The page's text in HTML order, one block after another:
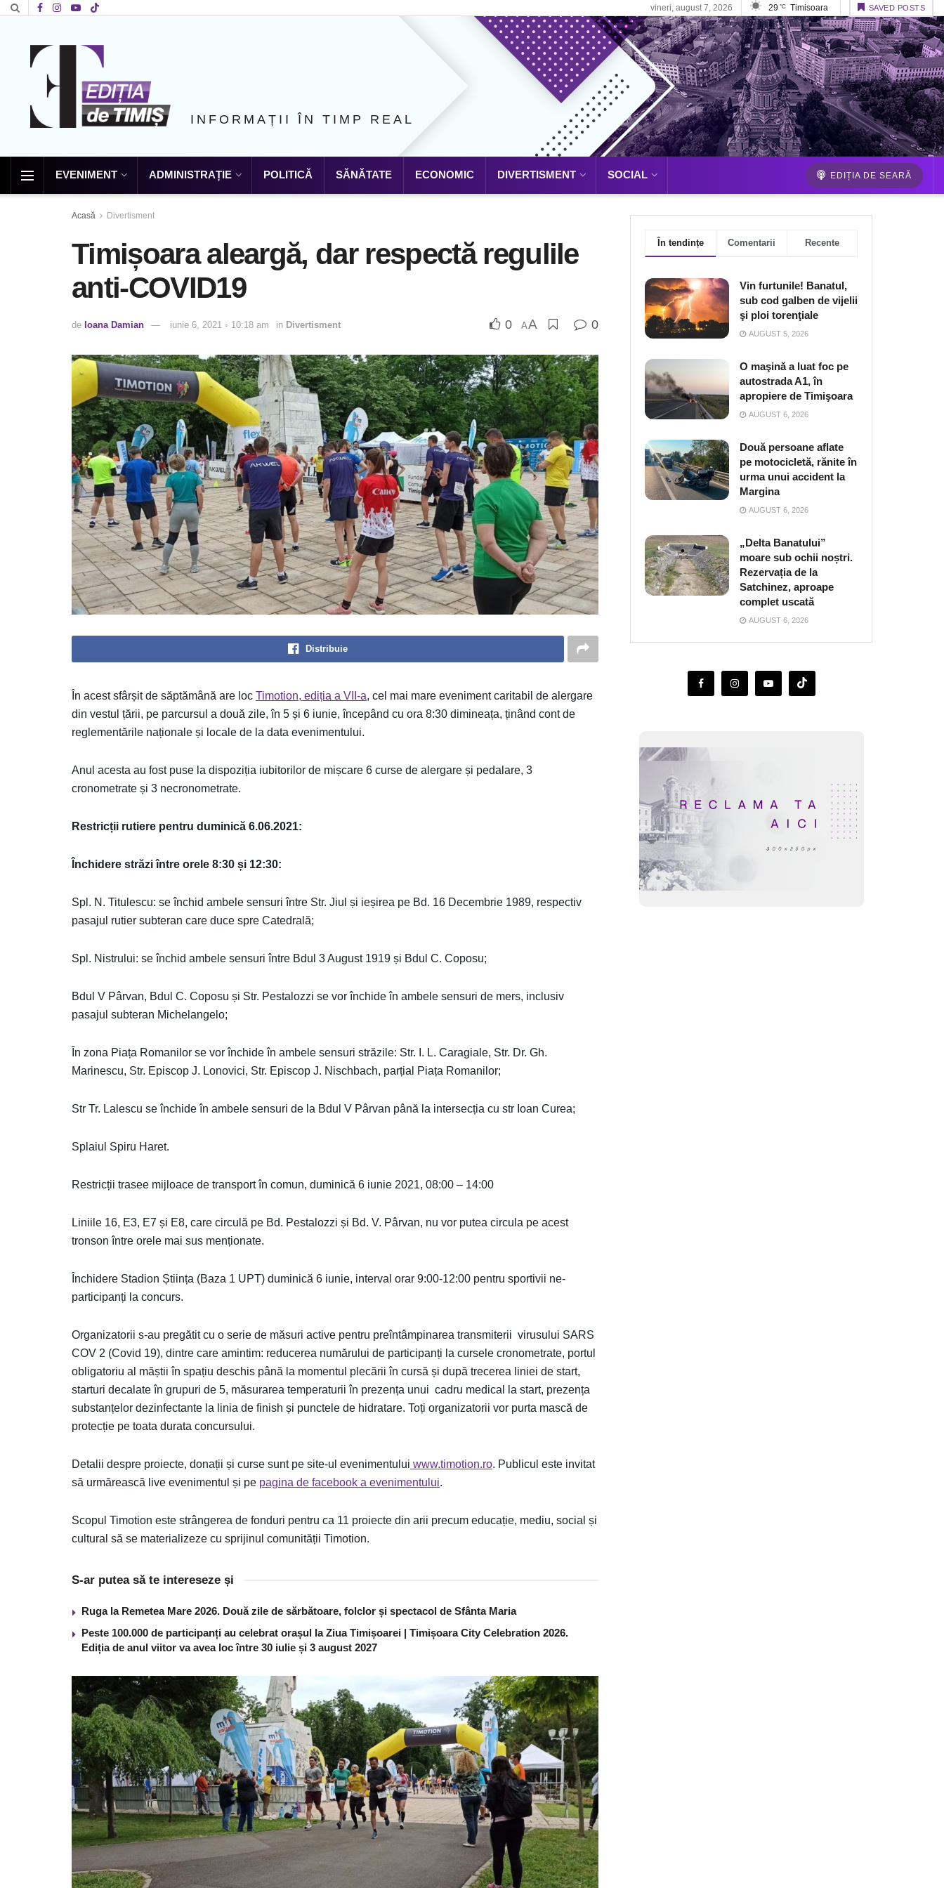
vineri, august 7, 2026 29 °C Timisoara SAVED POSTS
INFORMAȚII ÎN TIMP REAL
EVENIMENT ADMINISTRAȚIE POLITICĂ SĂNĂTATE ECONOMIC DIVERTISMENT SOCIAL EDIȚIA DE SEARĂ
Acasă Divertisment
Timișoara aleargă, dar respectă regulile
anti-COVID19
de Ioana Damian iunie 6, 2021 ◦ 10:18 am in Divertisment 0 AA 0
Distribuie
În acest sfârșit de săptămână are loc Timotion, ediția a VII-a, cel mai mare eveniment caritabil de alergare
din vestul țării, pe parcursul a două zile, în 5 și 6 iunie, începând cu ora 8:30 dimineața, ținând cont de
reglementările naționale și locale de la data evenimentului.
Anul acesta au fost puse la dispoziția iubitorilor de mișcare 6 curse de alergare și pedalare, 3
cronometrate și 3 necronometrate.
Restricții rutiere pentru duminică 6.06.2021:
Închidere străzi între orele 8:30 și 12:30:
Spl. N. Titulescu: se închid ambele sensuri între Str. Jiul și ieșirea pe Bd. 16 Decembrie 1989, respectiv
pasajul rutier subteran care duce spre Catedrală;
Spl. Nistrului: se închid ambele sensuri între Bdul 3 August 1919 și Bdul C. Coposu;
Bdul V Pârvan, Bdul C. Coposu și Str. Pestalozzi se vor închide în ambele sensuri de mers, inclusiv
pasajul subteran Michelangelo;
În zona Piața Romanilor se vor închide în ambele sensuri străzile: Str. I. L. Caragiale, Str. Dr. Gh.
Marinescu, Str. Episcop J. Lonovici, Str. Episcop J. Nischbach, parțial Piața Romanilor;
Str Tr. Lalescu se închide în ambele sensuri de la Bdul V Pârvan până la intersecția cu str Ioan Curea;
Splaiul Spiru Haret.
Restricții trasee mijloace de transport în comun, duminică 6 iunie 2021, 08:00 – 14:00
Liniile 16, E3, E7 și E8, care circulă pe Bd. Pestalozzi și Bd. V. Pârvan, nu vor putea circula pe acest
tronson între orele mai sus menționate.
Închidere Stadion Știința (Baza 1 UPT) duminică 6 iunie, interval orar 9:00-12:00 pentru sportivii ne-
participanți la concurs.
Organizatorii s-au pregătit cu o serie de măsuri active pentru preîntâmpinarea transmiterii virusului SARS
COV 2 (Covid 19), dintre care amintim: reducerea numărului de participanți la cursele cronometrate, portul
obligatoriu al măștii în spațiu deschis până la momentul plecării în cursă și după trecerea liniei de start,
starturi decalate în grupuri de 5, măsurarea temperaturii în prezența unui cadru medical la start, prezența
substanțelor dezinfectante la linia de finish și punctele de hidratare. Toți organizatorii vor purta mască de
protecție pe toata durata concursului.
Detalii despre proiecte, donații și curse sunt pe site-ul evenimentului www.timotion.ro. Publicul este invitat
să urmărească live evenimentul și pe pagina de facebook a evenimentului.
Scopul Timotion este strângerea de fonduri pentru ca 11 proiecte din arii precum educație, mediu, social și
cultural să se materializeze cu sprijinul comunității Timotion.
S-ar putea să te intereseze și
Ruga la Remetea Mare 2026. Două zile de sărbătoare, folclor și spectacol de Sfânta Maria
Peste 100.000 de participanți au celebrat orașul la Ziua Timișoarei | Timișoara City Celebration 2026.
Ediția de anul viitor va avea loc între 30 iulie și 3 august 2027
În tendințe Comentarii Recente
Vin furtunile! Banatul,
sub cod galben de vijelii
şi ploi torenţiale
AUGUST 5, 2026
O maşină a luat foc pe
autostrada A1, în
apropiere de Timişoara
AUGUST 6, 2026
Două persoane aflate
pe motocicletă, rănite în
urma unui accident la
Margina
AUGUST 6, 2026
„Delta Banatului”
moare sub ochii noștri.
Rezervația de la
Satchinez, aproape
complet uscată
AUGUST 6, 2026